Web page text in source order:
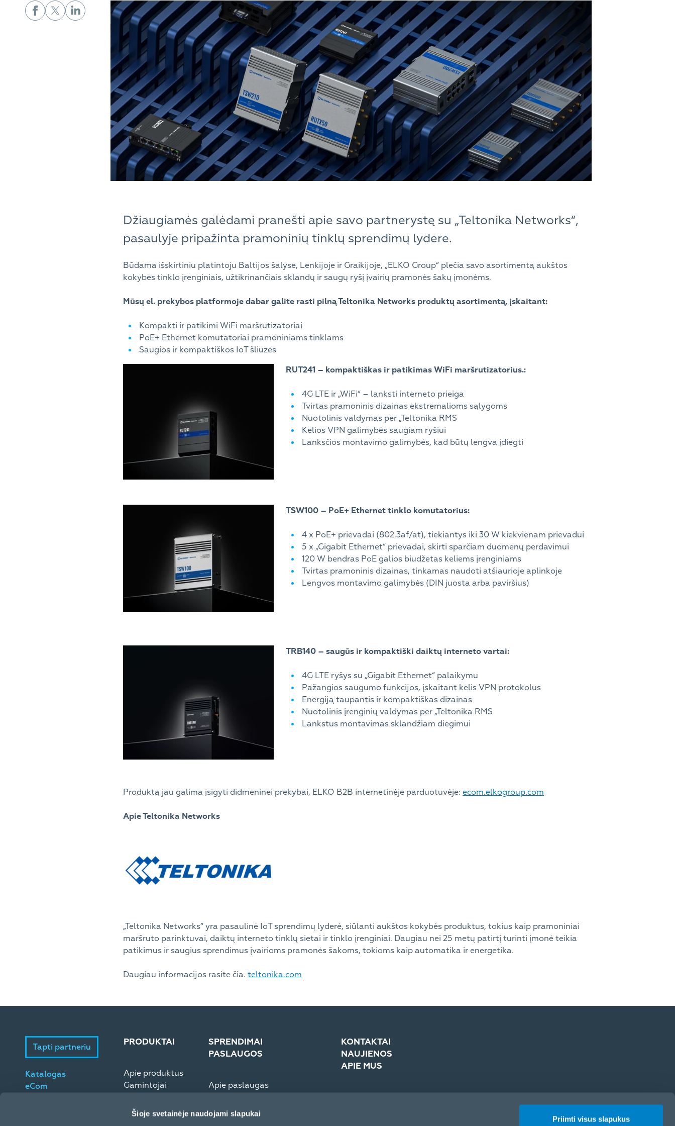
Šioje svetainėje naudojami slapukai
Priimti visus slapukus
Džiaugiamės galėdami pranešti apie savo partnerystę su „Teltonika Networks“,
pasaulyje pripažinta pramoninių tinklų sprendimų lydere.
Būdama išskirtiniu platintoju Baltijos šalyse, Lenkijoje ir Graikijoje, „ELKO Group“ plečia savo asortimentą aukštos
kokybės tinklo įrenginiais, užtikrinančiais sklandų ir saugų ryšį įvairių pramonės šakų įmonėms.
Mūsų el. prekybos platformoje dabar galite rasti pilną Teltonika Networks produktų asortimentą, įskaitant:
Kompakti ir patikimi WiFi maršrutizatoriai
PoE+ Ethernet komutatoriai pramoniniams tinklams
Saugios ir kompaktiškos IoT šliuzės
RUT241 – kompaktiškas ir patikimas WiFi maršrutizatorius.:
4G LTE ir „WiFi“ – lanksti interneto prieiga
Tvirtas pramoninis dizainas ekstremalioms sąlygoms
Nuotolinis valdymas per „Teltonika RMS
Kelios VPN galimybės saugiam ryšiui
Lanksčios montavimo galimybės, kad būtų lengva įdiegti
TSW100 – PoE+ Ethernet tinklo komutatorius:
4 x PoE+ prievadai (802.3af/at), tiekiantys iki 30 W kiekvienam prievadui
5 x „Gigabit Ethernet“ prievadai, skirti sparčiam duomenų perdavimui
120 W bendras PoE galios biudžetas keliems įrenginiams
Tvirtas pramoninis dizainas, tinkamas naudoti atšiaurioje aplinkoje
Lengvos montavimo galimybės (DIN juosta arba paviršius)
TRB140 – saugūs ir kompaktiški daiktų interneto vartai:
4G LTE ryšys su „Gigabit Ethernet“ palaikymu
Pažangios saugumo funkcijos, įskaitant kelis VPN protokolus
Energiją taupantis ir kompaktiškas dizainas
Nuotolinis įrenginių valdymas per „Teltonika RMS
Lankstus montavimas sklandžiam diegimui
Produktą jau galima įsigyti didmeninei prekybai, ELKO B2B internetinėje parduotuvėje: ecom.elkogroup.com
Apie Teltonika Networks
„Teltonika Networks“ yra pasaulinė IoT sprendimų lyderė, siūlanti aukštos kokybės produktus, tokius kaip pramoniniai
maršruto parinktuvai, daiktų interneto tinklų sietai ir tinklo įrenginiai. Daugiau nei 25 metų patirtį turinti įmonė teikia
patikimus ir saugius sprendimus įvairioms pramonės šakoms, tokioms kaip automatika ir energetika.
Daugiau informacijos rasite čia. teltonika.com
Tapti partneriu
Katalogas
eCom
PRODUKTAI
Apie produktus
Gamintojai
SPRENDIMAI
PASLAUGOS
Apie paslaugas
KONTAKTAI
NAUJIENOS
APIE MUS